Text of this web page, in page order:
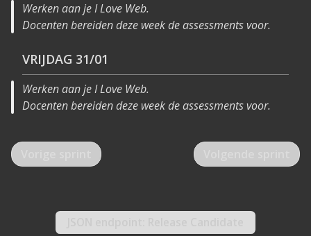
Werken aan je I Love Web. ⁠
Docenten bereiden deze week de assessments voor.
VRIJDAG 31/01
Werken aan je I Love Web. ⁠
Docenten bereiden deze week de assessments voor.